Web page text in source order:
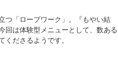
つ「ロープワーク」。『もやい結
回は体験型メニューとして、数ある
ださるようです。